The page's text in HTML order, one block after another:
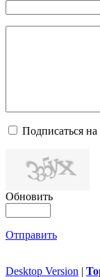
Подписаться
Обновить
Отправить
Desktop Version |